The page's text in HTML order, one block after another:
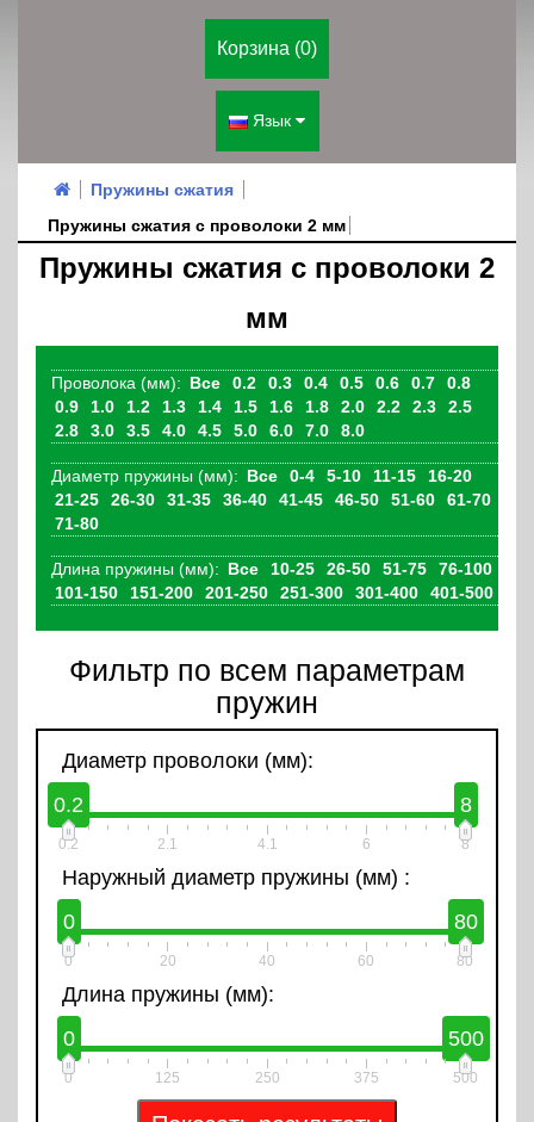
Корзина (0)
Язык
Пружины сжатия
Пружины сжатия с проволоки 2 мм
Пружины сжатия с проволоки 2
мм
Проволока (мм): Все 0.2 0.3 0.4 0.5 0.6 0.7
0.8
0.9
1.0 1.2 1.3 1.4 1.5 1.6 1.8 2.0 2.2 2.3
2.5
2.8
3.0 3.5 4.0 4.5 5.0 6.0 7.0 8.0
Диаметр пружины (мм): Все 0-4 5-10 11-15
16-20
21-25
26-30 31-35 36-40 41-45 46-50 51-60
61-70
71-80
Длина пружины (мм): Все 10-25 26-50 51-75
76-100
101-150
151-200 201-250 251-300 301-400 401-500
Фильтр по всем параметрам
пружин
Диаметр проволоки (мм):
0.2
8
0.2 2.1 4.1 6 8
Наружный диаметр пружины (мм) :
0
80
0 20 40 60 80
Длина пружины (мм):
0
500
0 125 250 375 500